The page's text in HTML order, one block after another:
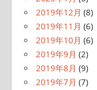
2019年12月 (8)
2019年11月 (6)
2019年10月 (6)
2019年9月 (2)
2019年8月 (9)
2019年7月 (7)